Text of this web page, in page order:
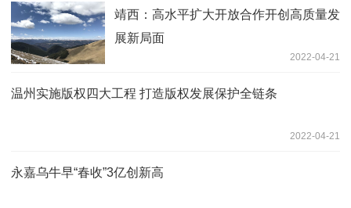
靖西：高水平扩大开放合作开创高质量发
展新局面
2022-04-21
温州实施版权四大工程 打造版权发展保护全链条
2022-04-21
永嘉乌牛早“春收”3亿创新高